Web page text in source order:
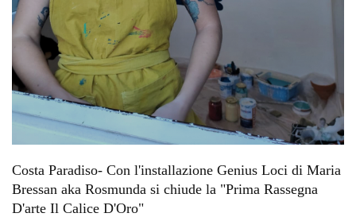
Costa Paradiso- Con l'installazione Genius Loci di Maria
Bressan aka Rosmunda si chiude la "Prima Rassegna
D'arte Il Calice D'Oro"